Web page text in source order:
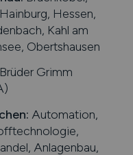
Hessen,
Kahl am
Obertshausen
Brüder Grimm
: Automation,
Anlagenbau,